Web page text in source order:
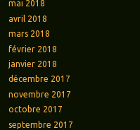
mai 2018
avril 2018
mars 2018
février 2018
janvier 2018
décembre 2017
novembre 2017
octobre 2017
septembre 2017